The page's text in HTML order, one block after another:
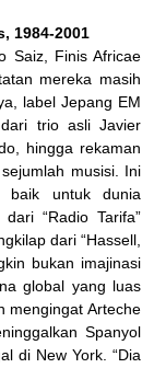
1984-2001
Saiz, Finis Africae
mereka masih
label Jepang EM
trio asli Javier
hingga rekaman
musisi. Ini
baik untuk dunia
“Radio Tarifa”
dari “Hassell,
bukan imajinasi
global yang luas
mengingat Arteche
Spanyol
di New York. “Dia